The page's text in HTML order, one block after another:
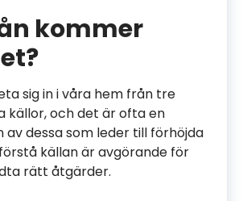
kommer
sig in i våra hem från tre
källor, och det är ofta en
av dessa som leder till förhöjda
källan är avgörande för
rätt åtgärder.